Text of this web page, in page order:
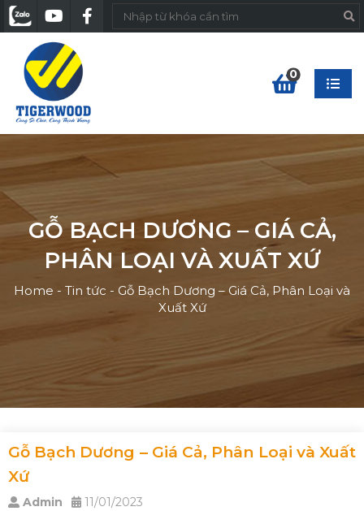
0
GỖ BẠCH DƯƠNG – GIÁ CẢ,
PHÂN LOẠI VÀ XUẤT XỨ
Home - Tin tức - Gỗ Bạch Dương – Giá Cả, Phân Loại và
Xuất Xứ
Gỗ Bạch Dương – Giá Cả, Phân Loại và Xuất
Xứ
Admin 11/01/2023